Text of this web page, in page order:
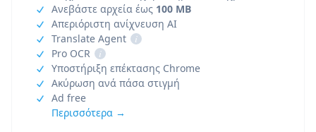
Ανεβάστε αρχεία έως 100 MB
Απεριόριστη ανίχνευση AI
Translate Agent
i
Pro OCR
i
Υποστήριξη επέκτασης Chrome
Ακύρωση ανά πάσα στιγμή
Ad free
Περισσότερα →